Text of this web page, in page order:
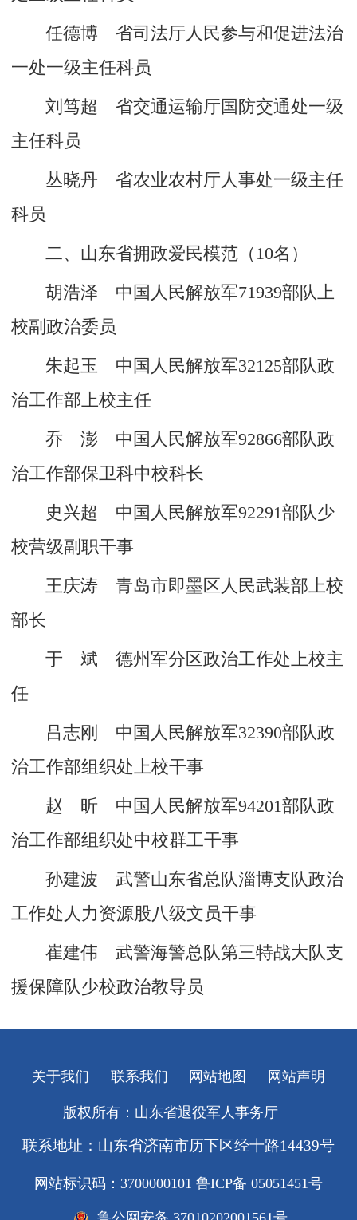
任德博 省司法厅人民参与和促进法治
一处一级主任科员
刘笃超 省交通运输厅国防交通处一级
主任科员
丛晓丹 省农业农村厅人事处一级主任
科员
二、山东省拥政爱民模范（10名）
胡浩泽 中国人民解放军71939部队上
校副政治委员
朱起玉 中国人民解放军32125部队政
治工作部上校主任
乔 澎 中国人民解放军92866部队政
治工作部保卫科中校科长
史兴超 中国人民解放军92291部队少
校营级副职干事
王庆涛 青岛市即墨区人民武装部上校
部长
于 斌 德州军分区政治工作处上校主
任
吕志刚 中国人民解放军32390部队政
治工作部组织处上校干事
赵 昕 中国人民解放军94201部队政
治工作部组织处中校群工干事
孙建波 武警山东省总队淄博支队政治
工作处人力资源股八级文员干事
崔建伟 武警海警总队第三特战大队支
援保障队少校政治教导员
关于我们 联系我们 网站地图 网站声明
版权所有：山东省退役军人事务厅
联系地址：山东省济南市历下区经十路14439号
网站标识码：3700000101 鲁ICP备 05051451号